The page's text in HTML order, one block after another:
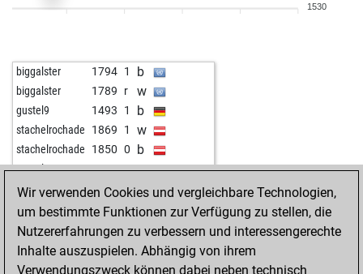
1530
biggalster 1794 1 b
biggalster 1789 r w
gustel9 1493 1 b
stachelrochade 1869 1 w
stachelrochade 1850 0 b
gustel9 1518 1 w
fritzbot laura 1428 1 b
delicm 1629 1 b
delicm 1637 1 w
botwinzig 1190 1 w
botwinzig 1191 1 b
Wir verwenden Cookies und vergleichbare Technologien,
um bestimmte Funktionen zur Verfügung zu stellen, die
Nutzererfahrungen zu verbessern und interessengerechte
Inhalte auszuspielen. Abhängig von ihrem
Verwendungszweck können dabei neben technisch